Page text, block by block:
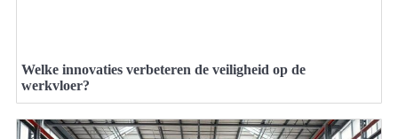
Welke innovaties verbeteren de veiligheid op de
werkvloer?